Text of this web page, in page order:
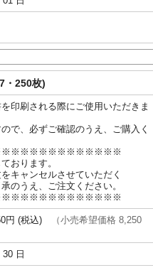
・250枚)
印刷される際にご使用いただきま
で、必ずご確認のうえ、ご購入く
おります。
キャンセルさせていただく
のうえ、ご注文ください。
円 (税込)
（小売希望価格 8,250
日